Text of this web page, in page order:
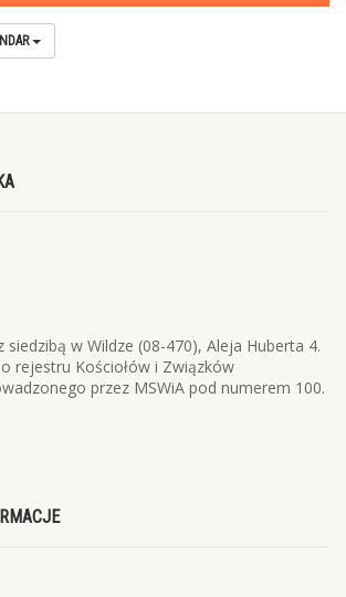
siedzibą w Wildze (08-470), Aleja Huberta 4.
rejestru Kościołów i Związków
przez MSWiA pod numerem 100.